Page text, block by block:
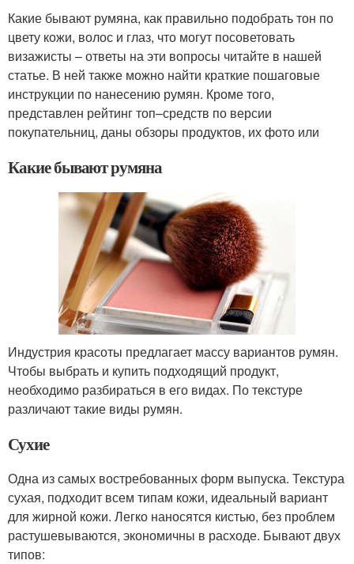
Какие бывают румяна, как правильно подобрать тон по
цвету кожи, волос и глаз, что могут посоветовать
визажисты – ответы на эти вопросы читайте в нашей
статье. В ней также можно найти краткие пошаговые
инструкции по нанесению румян. Кроме того,
представлен рейтинг топ–средств по версии
покупательниц, даны обзоры продуктов, их фото или
Какие бывают румяна
Индустрия красоты предлагает массу вариантов румян.
Чтобы выбрать и купить подходящий продукт,
необходимо разбираться в его видах. По текстуре
различают такие виды румян.
Сухие
Одна из самых востребованных форм выпуска. Текстура
сухая, подходит всем типам кожи, идеальный вариант
для жирной кожи. Легко наносятся кистью, без проблем
растушевываются, экономичны в расходе. Бывают двух
типов: